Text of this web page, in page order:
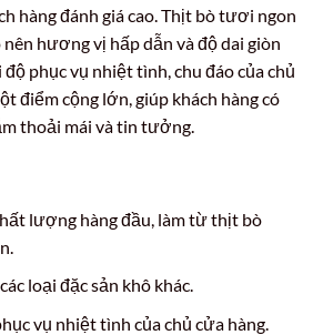
hàng đánh giá cao. Thịt bò tươi ngon
hương vị hấp dẫn và độ dai giòn
độ phục vụ nhiệt tình, chu đáo của chủ
điểm cộng lớn, giúp khách hàng có
thoải mái và tin tưởng.
lượng hàng đầu, làm từ thịt bò
loại đặc sản khô khác.
vụ nhiệt tình của chủ cửa hàng.